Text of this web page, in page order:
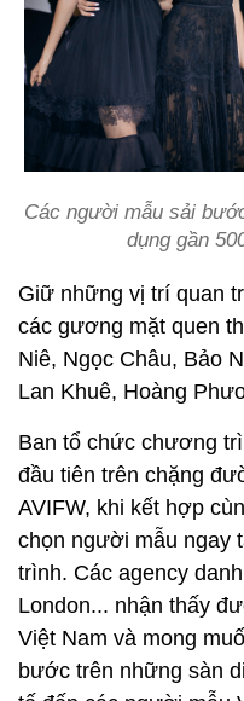
Các người mẫu sải
dụng gần
Giữ những vị trí quan
các gương mặt quen
Niê, Ngọc Châu, Bảo
Lan Khuê, Hoàng
Ban tổ chức chương
đầu tiên trên chặng
AVIFW, khi kết hợp
chọn người mẫu ngay
trình. Các agency
London... nhận thấy
Việt Nam và mong
bước trên những sàn